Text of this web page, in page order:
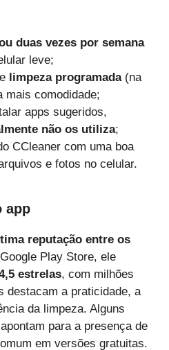
duas vezes por semana
leve;
limpeza programada(na
mais comodidade;
apps sugeridos,
não os utiliza;
CCleaner com uma boa
e fotos no celular.
app
reputação entre os
Play Store, ele
estrelas, com milhões
destacam a praticidade, a
da limpeza. Alguns
para a presença de
em versões gratuitas.